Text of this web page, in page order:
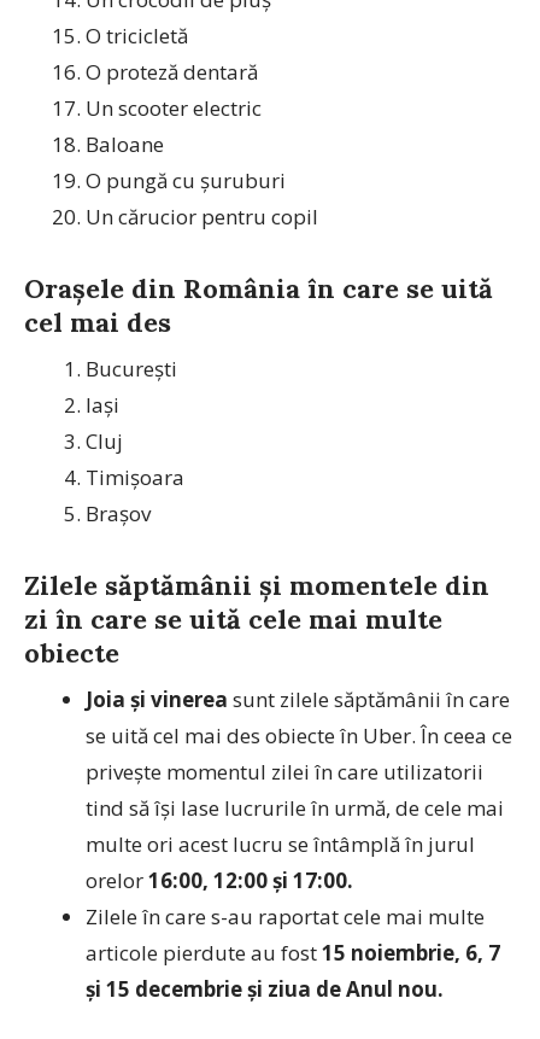
O tricicletă
O proteză dentară
Un scooter electric
Baloane
O pungă cu șuruburi
Un cărucior pentru copil
Orașele din România în care se uită
cel mai des
București
Iași
Cluj
Timișoara
Brașov
Zilele săptămânii și momentele din
zi în care se uită cele mai multe
obiecte
Joia și vinerea sunt zilele săptămânii în care
se uită cel mai des obiecte în Uber. În ceea ce
privește momentul zilei în care utilizatorii
tind să își lase lucrurile în urmă, de cele mai
multe ori acest lucru se întâmplă în jurul
orelor16:00, 12:00 și 17:00.
Zilele în care s-au raportat cele mai multe
articole pierdute au fost15 noiembrie, 6, 7
și 15 decembrie și ziua de Anul nou.